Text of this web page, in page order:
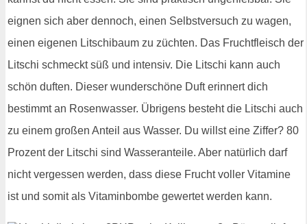
eignen sich aber dennoch, einen Selbstversuch zu wagen,
einen eigenen Litschibaum zu züchten. Das Fruchtfleisch der
Litschi schmeckt süß und intensiv. Die Litschi kann auch
schön duften. Dieser wunderschöne Duft erinnert dich
bestimmt an Rosenwasser. Übrigens besteht die Litschi auch
zu einem großen Anteil aus Wasser. Du willst eine Ziffer? 80
Prozent der Litschi sind Wasseranteile. Aber natürlich darf
nicht vergessen werden, dass diese Frucht voller Vitamine
ist und somit als Vitaminbombe gewertet werden kann.